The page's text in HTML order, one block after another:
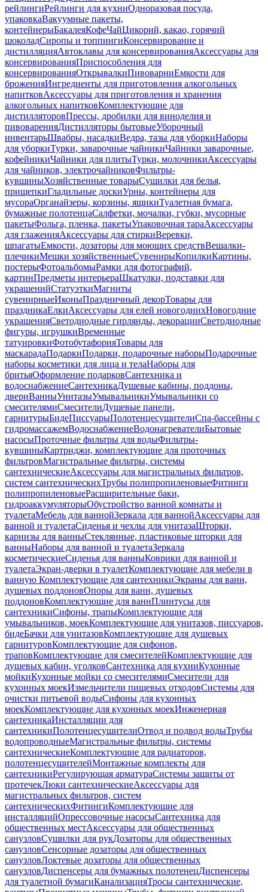
рейлингиРейлинги для кухниОдноразовая посуда,
упаковкаВакуумные пакеты,
контейнерыБакалеяКофеЧайЦикорий, какао, горячий
шоколадСиропы и топпингиКонсервирование и
дистилляцияАвтоклавы для консервированияАксессуары для
консервированияПриспособления для
консервированияОткрывалкиПивоварниЕмкости для
броженияИнгредиенты для приготовления алкогольных
напитковАксессуары для приготовления и хранения
алкогольных напитковКомплектующие для
дистилляторовПрессы, дробилки для виноделия и
пивоваренияДистилляторы бытовыеУборочный
инвентарьШвабры, насадкиВедра, тазы для уборкиНаборы
для уборкиТурки, заварочные чайникиЧайники заварочные,
кофейникиЧайники для плитыТурки, молочникиАксессуары
для чайников, электрочайниковФильтры-
кувшиныХозяйственные товарыСушилки для белья,
прищепкиГладильные доскиУрны, контейнеры для
мусораОрганайзеры, корзины, ящикиТуалетная бумага,
бумажные полотенцаСалфетки, мочалки, губки, мусорные
пакетыФольга, пленка, пакетыУпаковочная тараАксессуары
для глаженияАксессуары для стиркиВеревки,
шпагатыЕмкости, дозаторы для моющих средствВешалки-
плечикиМешки хозяйственныеСувенирыКопилкиКартины,
постерыФотоальбомыРамки для фотографий,
картинПредметы интерьераШкатулки, подставки для
украшенийСтатуэткиМагниты
сувенирныеИконыПраздничный декорТовары для
праздникаЕлкиАксессуары для елей новогоднихНовогодние
украшенияСветодиодные гирлянды, декорацииСветодиодные
фигуры, игрушкиВременные
татуировкиФотобутафорияТовары для
маскарадаПодаркиПодарки, подарочные наборыПодарочные
наборы косметики для лица и телаНаборы для
бритьяОформление подарковСантехника и
водоснабжениеСантехникаДушевые кабины, поддоны,
двериВанныУнитазыУмывальникиУмывальники со
смесителямиСмесителиДушевые панели,
гарнитурыБидеПиссуарыПолотенцесушителиСпа-бассейны с
гидромассажемВодоснабжениеВодонагревателиБытовые
насосыПроточные фильтры для водыФильтры-
кувшиныКартриджи, комплектующие для проточных
фильтровМагистральные фильтры, системы
сантехническиеАксессуары для магистральных фильтров,
систем сантехническихТрубы полипропиленовыеФитинги
полипропиленовыеРасширительные баки,
гидроаккумуляторыОбустройство ванной комнаты и
туалетаМебель для ваннойЗеркала для ваннойАксессуары для
ванной и туалетаСиденья и чехлы для унитазаШторки,
карнизы для ванныСтеклянные, пластиковые шторки для
ванныНаборы для ванной и туалетаЗеркала
косметическиеСиденья для ванныКоврики для ванной и
туалетаЭкран-дверки в туалетКомплектующие для мебели в
ванную Комплектующие для сантехникиЭкраны для ванн,
душевых поддоновОпоры для ванн, душевых
поддоновКомплектующие для ваннПлинтусы для
сантехникиСифоны, трапыКомплектующие для
умывальников, моекКомплектующие для унитазов, писсуаров,
бидеБачки для унитазовКомплектующие для душевых
гарнитуровКомплектующие для сифонов,
траповКомплектующие для смесителейКомплектующие для
душевых кабин, уголковСантехника для кухниКухонные
мойкиКухонные мойки со смесителямиСмесители для
кухонных моекИзмельчители пищевых отходовСистемы для
очистки питьевой водыСифоны для кухонных
моекКомплектующие для кухонных моекИнженерная
сантехникаИнсталляции для
сантехникиПолотенцесушителиОтвод и подвод водыТрубы
водопроводныеМагистральные фильтры, системы
сантехническиеКомплектующие для радиаторов,
полотенцесушителейМонтажные комплекты для
сантехникиРегулирующая арматураСистемы защиты от
протечекЛюки сантехническиеАксессуары для
магистральных фильтров, систем
сантехническихФитингиКомплектующие для
инсталляцийОпрессовочные насосыСантехника для
общественных местАксессуары для общественных
санузловСушилки для рукДозаторы для общественных
санузловСенсорные дозаторы для общественных
санузловЛоктевые дозаторы для общественных
санузловДиспенсеры для бумажных полотенецДиспенсеры
для туалетной бумагиКанализацияТросы сантехнические,